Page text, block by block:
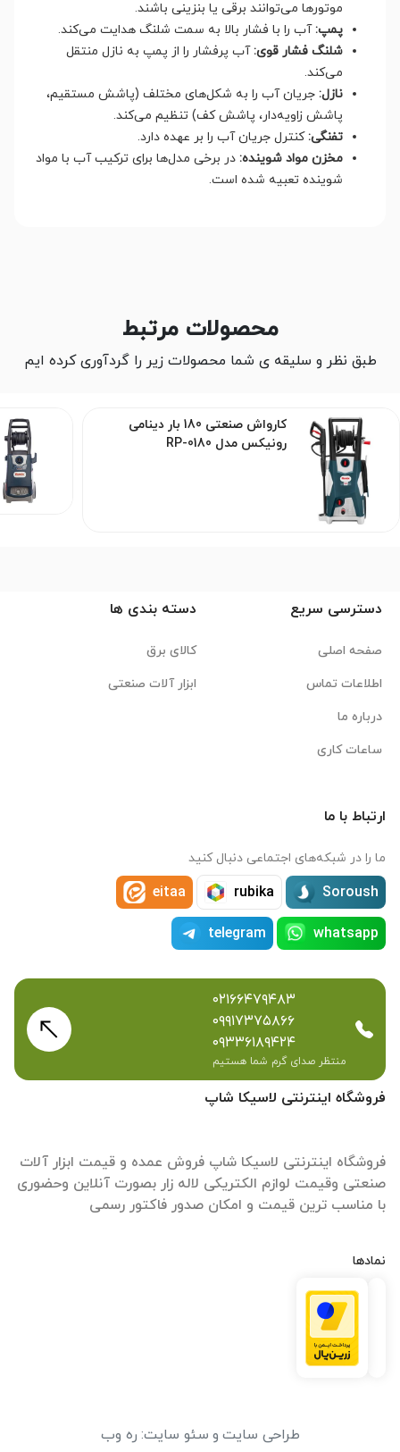
موتورها می‌توانند برقی یا بنزینی باشند.
پمپ: آب را با فشار بالا به سمت شلنگ هدایت می‌کند.
شلنگ فشار قوی: آب پرفشار را از پمپ به نازل منتقل
می‌کند.
نازل: جریان آب را به شکل‌های مختلف (پاشش مستقیم،
پاشش زاویه‌دار، پاشش کف) تنظیم می‌کند.
تفنگی: کنترل جریان آب را بر عهده دارد.
مخزن مواد شوینده: در برخی مدل‌ها برای ترکیب آب با مواد
شوینده تعبیه شده است.
محصولات مرتبط
طبق نظر و سلیقه ی شما محصولات زیر را گردآوری کرده ایم
کارواش صنعتی 180 بار دینامی
رونیکس مدل RP-0180
فروشگاه اینترنتی لاسیکا شاپ
فروشگاه اینترنتی لاسیکا شاپ فروش عمده و قیمت ابزار آلات
صنعتی وقیمت لوازم الکتریکی لاله زار بصورت آنلاین وحضوری
با مناسب ترین قیمت و امکان صدور فاکتور رسمی
نمادها
دسترسی سریع
صفحه اصلی
اطلاعات تماس
درباره ما
ساعات کاری
دسته بندی ها
کالای برق
ابزار آلات صنعتی
ارتباط با ما
ما را در شبکه‌های اجتماعی دنبال کنید
Soroush
rubika
eitaa
whatsapp
telegram
۰۲۱۶۶۴۷۹۴۸۳
۰۹۹۱۷۳۷۵۸۶۶
۰۹۳۳۶۱۸۹۴۲۴
منتظر صدای گرم شما هستیم
طراحی سایت و سئو سایت: ره وب